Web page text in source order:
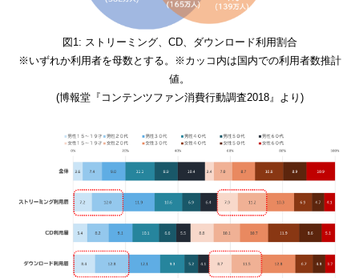
図1: ストリーミング、CD、ダウンロード利用割合
※いずれか利用者を母数とする。※カッコ内は国内での利用者数推計
値。
(博報堂『コンテンツファン消費行動調査2018』より)